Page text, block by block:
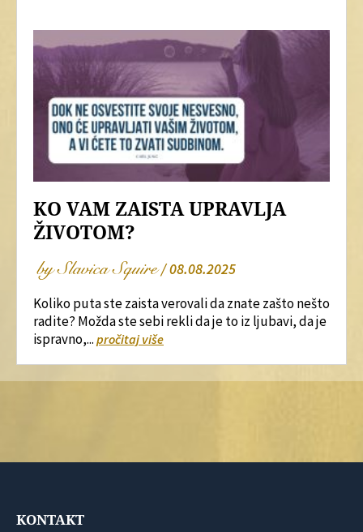
KO VAM ZAISTA UPRAVLJA
ŽIVOTOM?
by Slavica Squire/ 08.08.2025
Koliko puta ste zaista verovali da znate zašto nešto
radite? Možda ste sebi rekli da je to iz ljubavi, da je
ispravno,... pročitaj više
KONTAKT